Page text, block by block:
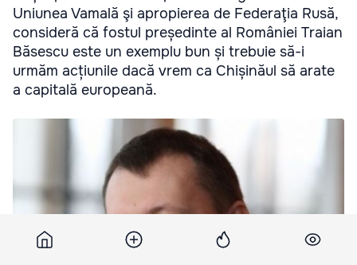
Uniunea Vamală şi apropierea de Federaţia Rusă,
consideră că fostul președinte al României Traian
Băsescu este un exemplu bun și trebuie să-i
urmăm acțiunile dacă vrem ca Chișinăul să arate
a capitală europeană.